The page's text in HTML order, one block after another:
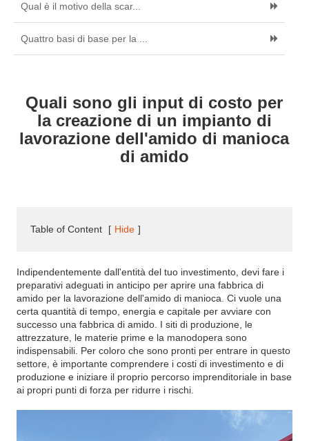
Qual è il motivo della scar...
Quattro basi di base per la ...
Quali sono gli input di costo per
la creazione di un impianto di
lavorazione dell'amido di manioca
di amido
Table of Content [ Hide ]
Indipendentemente dall'entità del tuo investimento, devi fare i
preparativi adeguati in anticipo per aprire una fabbrica di
amido per la lavorazione dell'amido di manioca. Ci vuole una
certa quantità di tempo, energia e capitale per avviare con
successo una fabbrica di amido. I siti di produzione, le
attrezzature, le materie prime e la manodopera sono
indispensabili. Per coloro che sono pronti per entrare in questo
settore, è importante comprendere i costi di investimento e di
produzione e iniziare il proprio percorso imprenditoriale in base
ai propri punti di forza per ridurre i rischi.